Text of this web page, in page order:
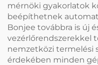
mérnöki gyakorlatok
beépíthetnek
Bonjee továbbra is új
vezérlőrendszerekkel
nemzetközi termelési
érdekében minden